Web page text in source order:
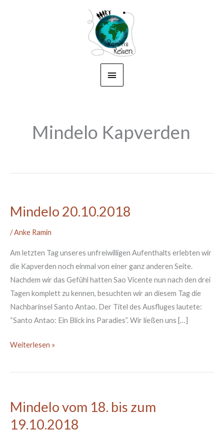
Hauptmenü
Mindelo Kapverden
Mindelo 20.10.2018
/Anke Ramin
Am letzten Tag unseres unfreiwilligen Aufenthalts erlebten wir
die Kapverden noch einmal von einer ganz anderen Seite.
Nachdem wir das Gefühl hatten Sao Vicente nun nach den drei
Tagen komplett zu kennen, besuchten wir an diesem Tag die
Nachbarinsel Santo Antao. Der Titel des Ausfluges lautete:
“Santo Antao: Ein Blick ins Paradies”. Wir ließen uns […]
Mindelo
Weiterlesen »
Mindelo vom 18. bis zum
19.10.2018
Mindelo
vom
18.